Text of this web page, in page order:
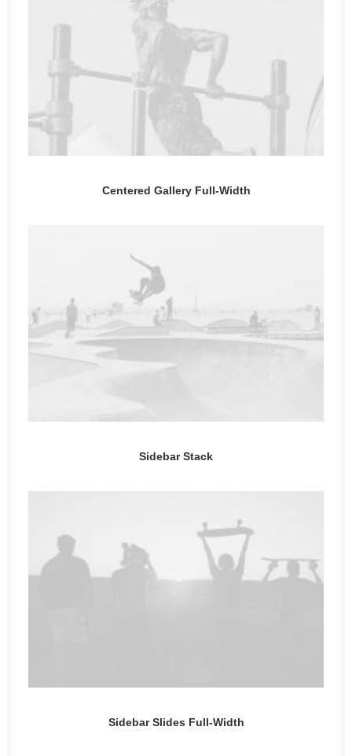
Centered Gallery Full-Width
Sidebar Stack
Sidebar Slides Full-Width